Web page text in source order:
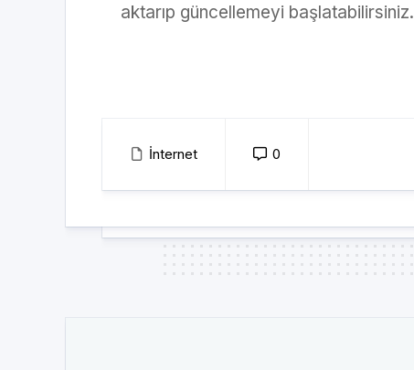
aktarıp güncellemeyi başlatabilirsiniz.
İnternet 0